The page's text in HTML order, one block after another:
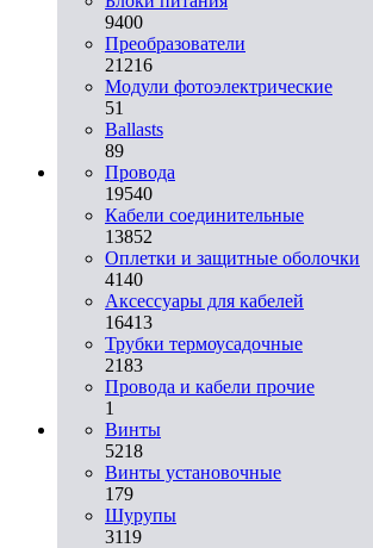
9400
Преобразователи
21216
Модули фотоэлектрические
51
Ballasts
89
Провода
19540
Кабели соединительные
13852
Оплетки и защитные оболочки
4140
Аксессуары для кабелей
16413
Трубки термоусадочные
2183
Провода и кабели прочие
1
Винты
5218
Винты установочные
179
Шурупы
3119